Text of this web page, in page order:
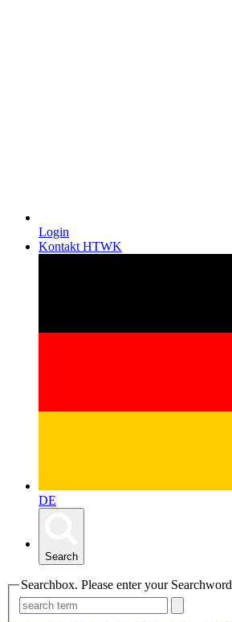
Login
Kontakt HTWK
DE
Search
Searchbox. Please enter your Searchword